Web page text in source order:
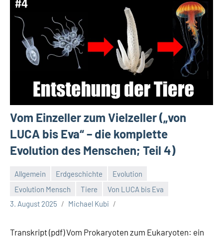
Vom Einzeller zum Vielzeller („von
LUCA bis Eva“ – die komplette
Evolution des Menschen; Teil 4)
Allgemein Erdgeschichte
Evolution
Evolution Mensch
Tiere
Von LUCA bis Eva
3. August 2025
Michael Kubi
Transkript (pdf) Vom Prokaryoten zum Eukaryoten: ein